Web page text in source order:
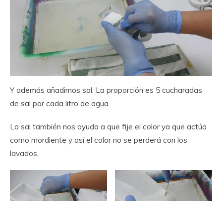
Y además añadimos sal. La proporción es 5 cucharadas
de sal por cada litro de agua.
La sal también nos ayuda a que fije el color ya que actúa
como mordiente y así el color no se perderá con los
lavados.